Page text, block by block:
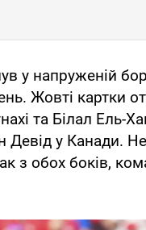
у напруженій
Жовті картки
та Білал Ель-
Девід у Канади.
з обох боків,